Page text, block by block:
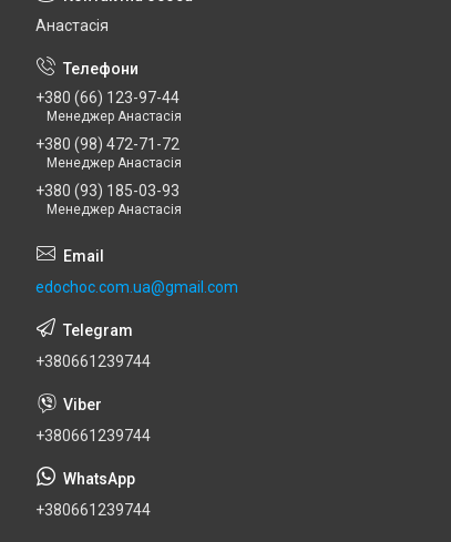
Анастасія
+380 (66) 123-97-44
Менеджер Анастасія
+380 (98) 472-71-72
Менеджер Анастасія
+380 (93) 185-03-93
Менеджер Анастасія
edochoc.com.ua@gmail.com
+380661239744
+380661239744
+380661239744